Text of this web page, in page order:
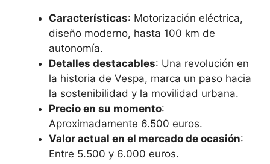
Características: Motorización eléctrica,
diseño moderno, hasta 100 km de
autonomía.
Detalles destacables: Una revolución en
la historia de Vespa, marca un paso hacia
la sostenibilidad y la movilidad urbana.
Precio en su momento:
Aproximadamente 6.500 euros.
Valor actual en el mercado de ocasión:
Entre 5.500 y 6.000 euros.